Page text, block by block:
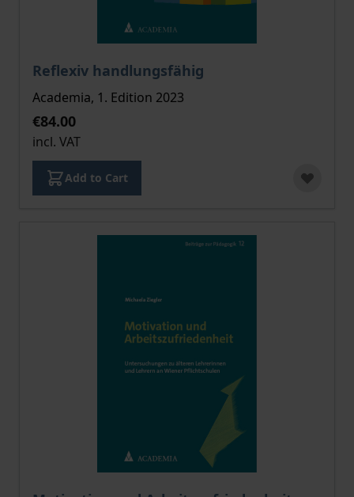
Reflexiv handlungsfähig
The price depends on the options chosen on the
Academia, 1. Edition 2023
€84.00
incl. VAT
Add to Cart
The price depends on the options chosen on the